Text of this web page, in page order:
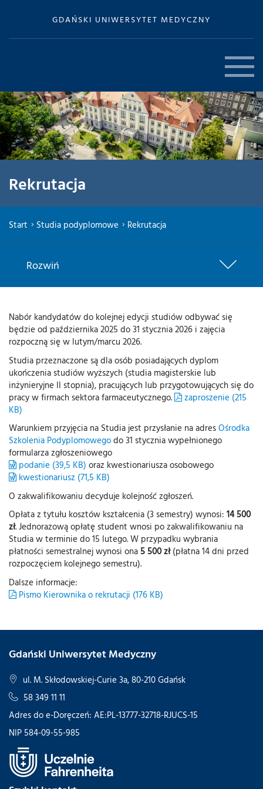
GDAŃSKI UNIWERSYTET MEDYCZNY
Rekrutacja
Start Studia podyplomowe Rekrutacja
Rozwiń
Nabór kandydatów do kolejnej edycji studiów odbywać się
będzie od października 2025 do 31 stycznia 2026 i zajęcia
rozpoczną się w lutym/marcu 2026.
Studia przeznaczone są dla osób posiadających dyplom
ukończenia studiów wyższych (studia magisterskie lub
inżynieryjne II stopnia), pracujących lub przygotowujących się do
pracy w firmach sektora farmaceutycznego.
zaproszenie (215
KB)
Warunkiem przyjęcia na Studia jest przysłanie na adresOśrodka
Szkolenia Podyplomowegodo 31 stycznia wypełnionego
formularza zgłoszeniowego
podanie (39,5 KB) oraz kwestionariusza osobowego
kwestionariusz (71,5 KB)
O zakwalifikowaniu decyduje kolejność zgłoszeń.
Opłata z tytułu kosztów kształcenia (3 semestry) wynosi: 14 500
zł. Jednorazową opłatę student wnosi po zakwalifikowaniu na
Studia w terminie do 15 lutego. W przypadku wybrania
płatności semestralnej wynosi ona5 500 zł(płatna 14 dni przed
rozpoczęciem kolejnego semestru).
Dalsze informacje:
Pismo Kierownika o rekrutacji (176 KB)
Gdański Uniwersytet Medyczny
ul. M. Skłodowskiej-Curie 3a, 80-210 Gdańsk
58 349 11 11
Adres do e-Doręczeń: AE:PL-13777-32718-RJUCS-15
NIP 584-09-55-985